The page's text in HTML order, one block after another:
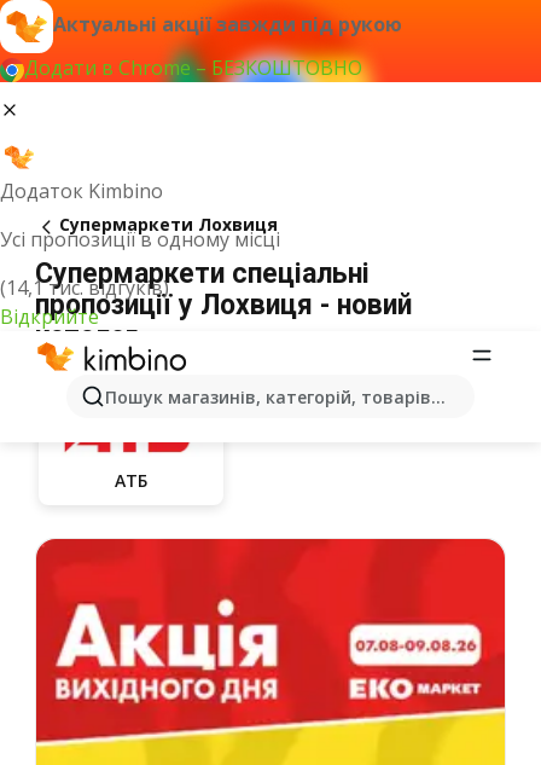
Актуальні акції завжди під рукою
Додати в Chrome – БЕЗКОШТОВНО
Додаток Kimbino
Усі пропозиції в одному місці
(14,1 тис. відгуків)
Відкрийте
Пошук магазинів, категорій, товарів...
Супермаркети Лохвиця
Супермаркети спеціальні
пропозиції у Лохвиця - новий
каталог
АТБ